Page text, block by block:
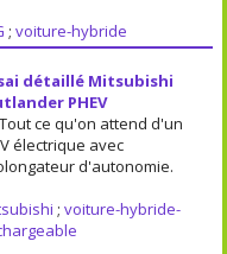
; voiture-hybride
détaillé Mitsubishi
PHEV
ce qu'on attend d'un
électrique avec
d'autonomie.
; voiture-hybride-